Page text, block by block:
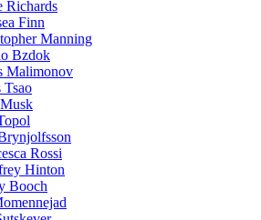
Richards
Finn
Manning
Bzdok
Malimonov
Tsao
Rossi
Hinton
Booch